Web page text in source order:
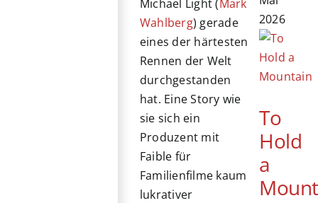
Michael Light (Mark
Wahlberg) gerade
eines der härtesten
Rennen der Welt
durchgestanden
hat. Eine Story wie
sie sich ein
Produzent mit
Faible für
Familienfilme kaum
lukrativer
2026
To
Hold
a